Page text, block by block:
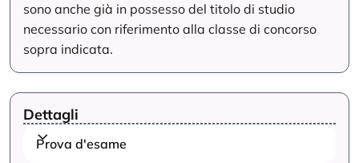
sono anche già in possesso del titolo di studio
necessario con riferimento alla classe di concorso
sopra indicata.
Dettagli
Prova d'esame